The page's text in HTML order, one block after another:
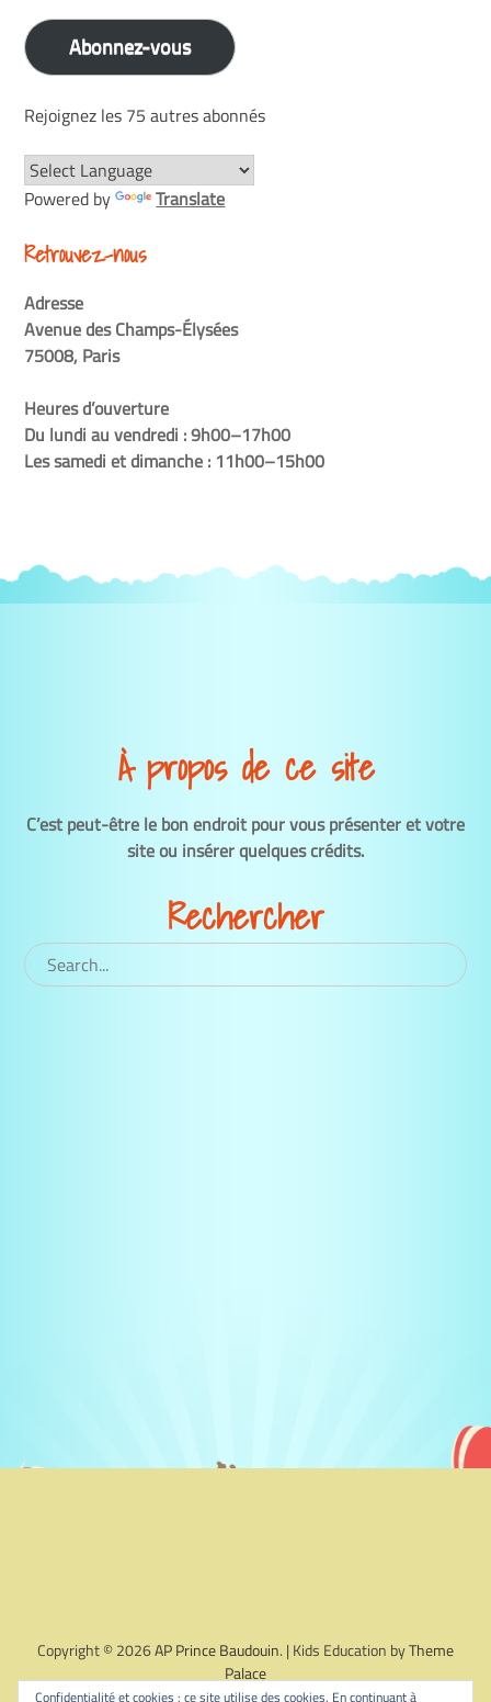
mail
Abonnez-vous
Rejoignez les 75 autres abonnés
Powered by Translate
Retrouvez-nous
Adresse
Avenue des Champs-Élysées
75008, Paris
Heures d’ouverture
Du lundi au vendredi : 9h00–17h00
Les samedi et dimanche : 11h00–15h00
À propos de ce site
C’est peut-être le bon endroit pour vous présenter et votre
site ou insérer quelques crédits.
Rechercher
Copyright © 2026AP Prince Baudouin. | Kids Education byTheme
Palace
Confidentialité et cookies : ce site utilise des cookies. En continuant à